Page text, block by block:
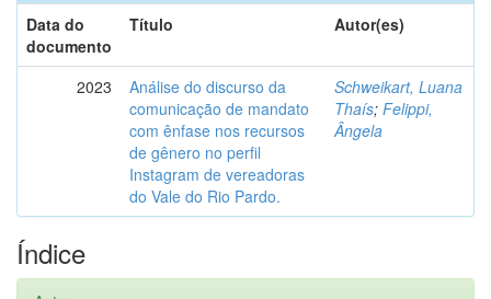
Data do
documento
Título Autor(es)
2023
Análise do discurso da
comunicação de mandato
com ênfase nos recursos
de gênero no perfil
Instagram de vereadoras
do Vale do Rio Pardo.
Schweikart, Luana
Thaís; Felippi,
Ângela
Índice